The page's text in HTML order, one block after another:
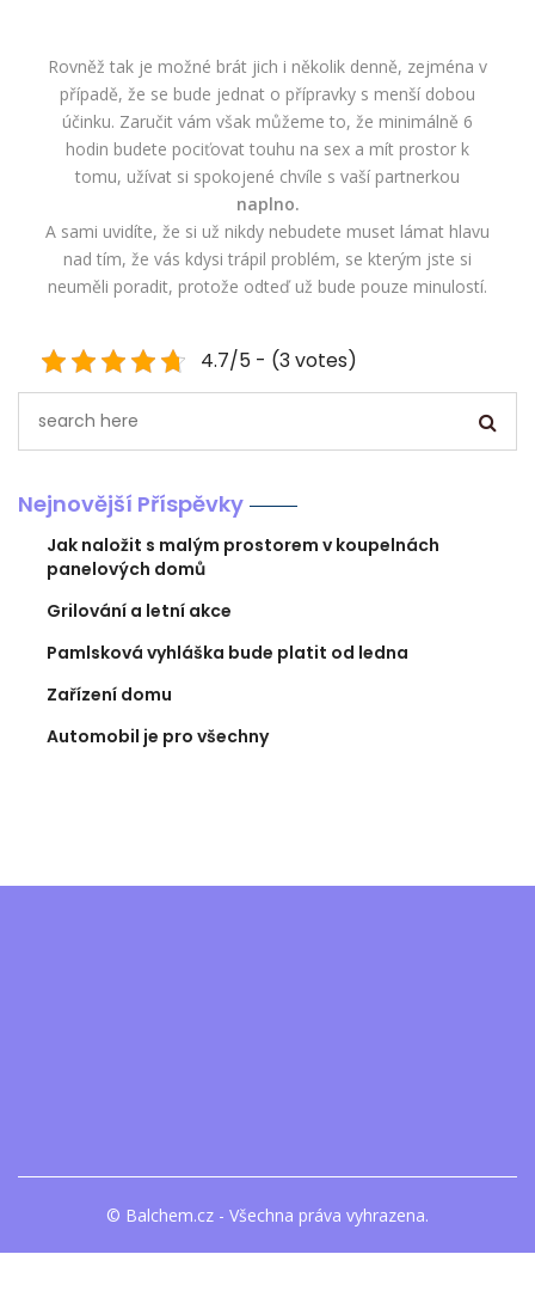
Rovněž tak je možné brát jich i několik denně, zejména v
případě, že se bude jednat o přípravky s menší dobou
účinku. Zaručit vám však můžeme to, že minimálně 6
hodin budete pociťovat touhu na sex a mít prostor k
tomu, užívat si spokojené chvíle s vaší partnerkou
naplno.
A sami uvidíte, že si už nikdy nebudete muset lámat hlavu
nad tím, že vás kdysi trápil problém, se kterým jste si
neuměli poradit, protože odteď už bude pouze minulostí.
4.7/5 - (3 votes)
Nejnovější Příspěvky
Jak naložit s malým prostorem v koupelnách
panelových domů
Grilování a letní akce
Pamlsková vyhláška bude platit od ledna
Zařízení domu
Automobil je pro všechny
© Balchem.cz - Všechna práva vyhrazena.